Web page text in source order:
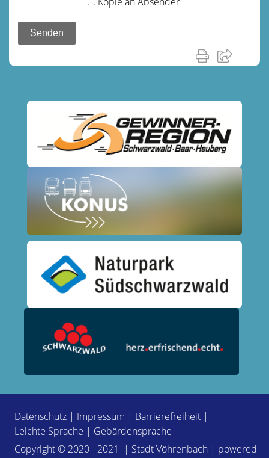
Datenschutz | Impressum | Barrierefreiheit |
Leichte Sprache | Gebärdensprache
Copyright © 2020 - 2021 | Stadt Vöhrenbach | powered